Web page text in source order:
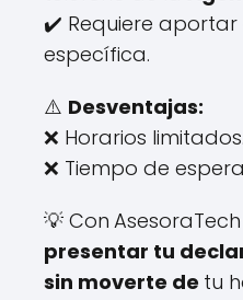
✔️ Requiere
específica.
⚠️ Desventajas:
❌ Horarios limitados.
❌ Tiempo de
💡 Con AsesoraTech
presentar tu
sin moverte de tu